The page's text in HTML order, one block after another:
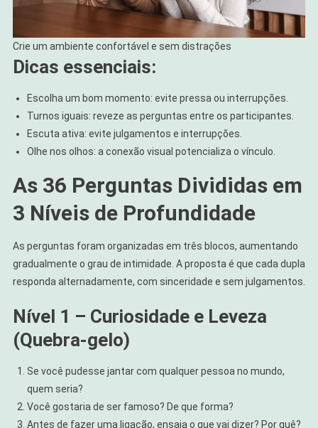
Crie um ambiente confortável e sem distrações
Dicas essenciais:
Escolha um bom momento: evite pressa ou interrupções.
Turnos iguais: reveze as perguntas entre os participantes.
Escuta ativa: evite julgamentos e interrupções.
Olhe nos olhos: a conexão visual potencializa o vínculo.
As 36 Perguntas Divididas em
3 Níveis de Profundidade
As perguntas foram organizadas em três blocos, aumentando
gradualmente o grau de intimidade. A proposta é que cada dupla
responda alternadamente, com sinceridade e sem julgamentos.
Nível 1 – Curiosidade e Leveza
(Quebra-gelo)
Se você pudesse jantar com qualquer pessoa no mundo,
quem seria?
Você gostaria de ser famoso? De que forma?
Antes de fazer uma ligação, ensaia o que vai dizer? Por quê?